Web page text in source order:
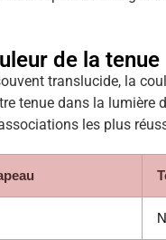
de la tenue
translucide, la
tenue dans la lumière
les plus